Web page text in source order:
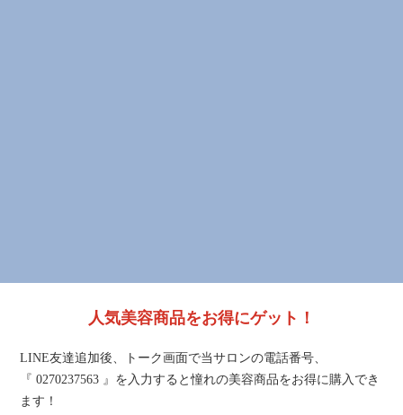
人気美容商品をお得にゲット！
LINE友達追加後、トーク画面で当サロンの電話番号、
『 0270237563 』を入力すると憧れの美容商品をお得に購入でき
ます！